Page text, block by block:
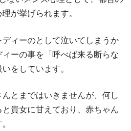
が挙げられます。
ィーのとして泣いてしまうか
ーの事を「呼べば来る断らな
をしています。
とまではいきませんが、何し
貴女に甘えており、赤ちゃん